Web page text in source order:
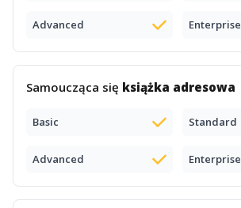
Advanced Enterprise
Samoucząca się książka adresowa
Basic Standard
Advanced Enterprise